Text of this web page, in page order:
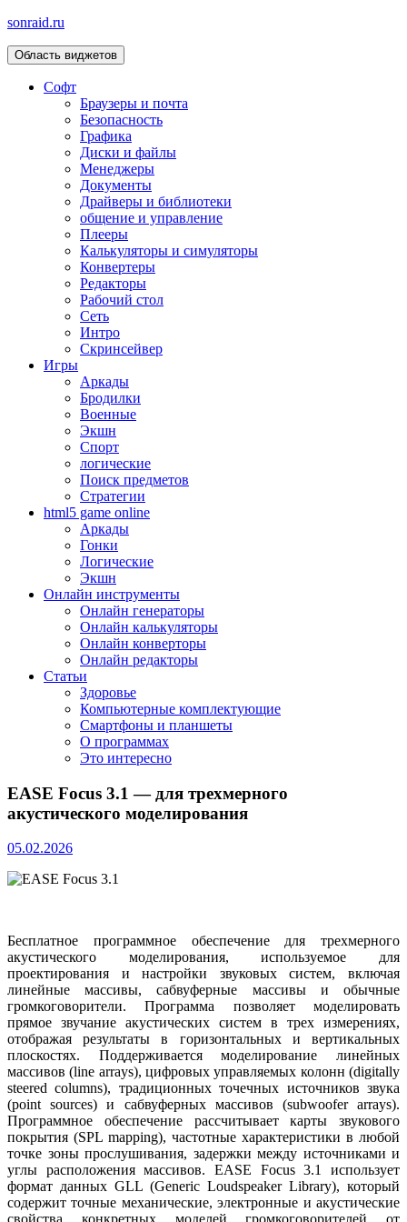
sonraid.ru
Скачивай программы, мини игры
Область виджетов
Софт
Браузеры и почта
Безопасность
Графика
Диски и файлы
Менеджеры
Документы
Драйверы и библиотеки
общение и управление
Плееры
Калькуляторы и симуляторы
Конвертеры
Редакторы
Рабочий стол
Сеть
Интро
Скринсейвер
Игры
Аркады
Бродилки
Военные
Экшн
Спорт
логические
Поиск предметов
Стратегии
html5 game online
Аркады
Гонки
Логические
Экшн
Онлайн инструменты
Онлайн генераторы
Онлайн калькуляторы
Онлайн конверторы
Онлайн редакторы
Статьи
Здоровье
Компьютерные комплектующие
Смартфоны и планшеты
О программах
Это интересно
EASE Focus 3.1 — для трехмерного
акустического моделирования
05.02.2026
Бесплатное программное обеспечение для трехмерного
акустического моделирования, используемое для
проектирования и настройки звуковых систем, включая
линейные массивы, сабвуферные массивы и обычные
громкоговорители. Программа позволяет моделировать
прямое звучание акустических систем в трех измерениях,
отображая результаты в горизонтальных и вертикальных
плоскостях. Поддерживается моделирование линейных
массивов (line arrays), цифровых управляемых колонн (digitally
steered columns), традиционных точечных источников звука
(point sources) и сабвуферных массивов (subwoofer arrays).
Программное обеспечение рассчитывает карты звукового
покрытия (SPL mapping), частотные характеристики в любой
точке зоны прослушивания, задержки между источниками и
углы расположения массивов. EASE Focus 3.1 использует
формат данных GLL (Generic Loudspeaker Library), который
содержит точные механические, электронные и акустические